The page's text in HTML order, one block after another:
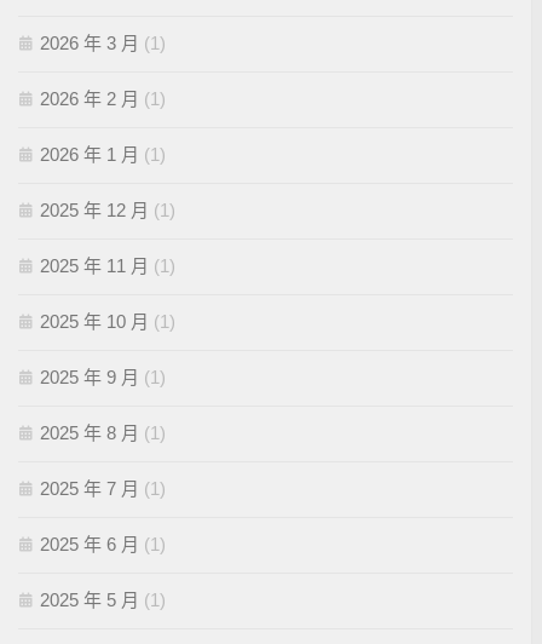
2026 年 3 月 (1)
2026 年 2 月 (1)
2026 年 1 月 (1)
2025 年 12 月 (1)
2025 年 11 月 (1)
2025 年 10 月 (1)
2025 年 9 月 (1)
2025 年 8 月 (1)
2025 年 7 月 (1)
2025 年 6 月 (1)
2025 年 5 月 (1)